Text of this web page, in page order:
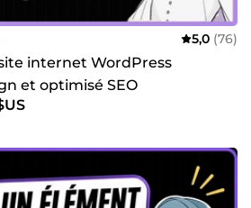
5,0 (76)
internet WordPress
et optimisé SEO